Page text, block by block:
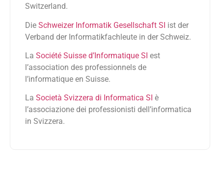
Switzerland.
Die Schweizer Informatik Gesellschaft SI ist der
Verband der Informatikfachleute in der Schweiz.
La Société Suisse d’Informatique SI est
l’association des professionnels de
l’informatique en Suisse.
La Società Svizzera di Informatica SI è
l’associazione dei professionisti dell’informatica
in Svizzera.